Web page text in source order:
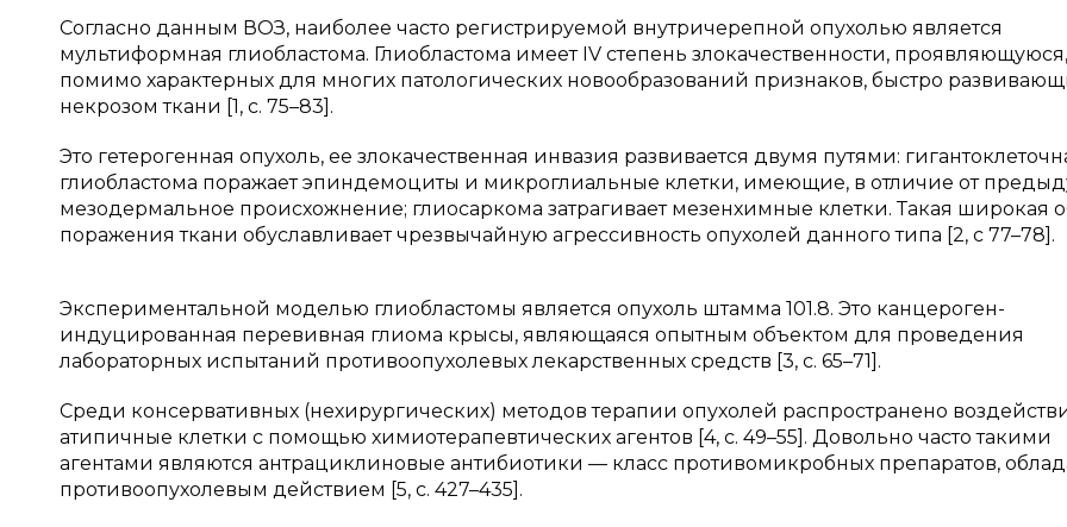
Согласно данным ВОЗ, наиболее часто регистрируемой внутричерепной опухолью является
мультиформная глиобластома. Глиобластома имеет IV степень злокачественности, проявляющуюся,
помимо характерных для многих патологических новообразований признаков, быстро
некрозом ткани [1, с. 75–83].
Это гетерогенная опухоль, ее злокачественная инвазия развивается двумя путями:
глиобластома поражает эпиндемоциты и микроглиальные клетки, имеющие, в отличие от
мезодермальное происхожнение; глиосаркома затрагивает мезенхимные клетки. Такая широкая
поражения ткани обуславливает чрезвычайную агрессивность опухолей данного типа [2, с 77–78].
Экспериментальной моделью глиобластомы является опухоль штамма 101.8. Это канцероген-
индуцированная перевивная глиома крысы, являющаяся опытным объектом для проведения
лабораторных испытаний противоопухолевых лекарственных средств [3, с. 65–71].
Среди консервативных (нехирургических) методов терапии опухолей распространено
атипичные клетки с помощью химиотерапевтических агентов [4, с. 49–55]. Довольно часто такими
агентами являются антрациклиновые антибиотики — класс противомикробных препаратов,
противоопухолевым действием [5, с. 427–435].